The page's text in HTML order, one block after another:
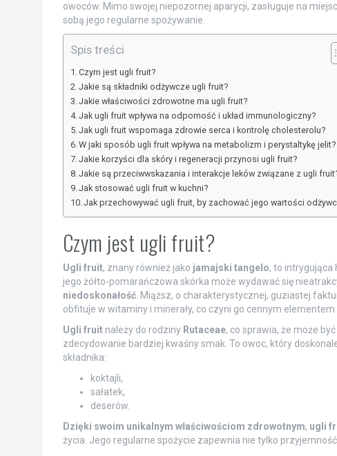
owoców. Mimo swojej niepozornej aparycji, zasługuje na
sobą jego regularne spożywanie.
Spis treści
Czym jest ugli fruit?
Jakie są składniki odżywcze ugli fruit?
Jakie właściwości zdrowotne ma ugli fruit?
Jak ugli fruit wpływa na odporność i układ immunologiczny?
Jak ugli fruit wspomaga zdrowie serca i kontrolę cholesterolu?
W jaki sposób ugli fruit wpływa na metabolizm i perystaltykę jelit?
Jakie korzyści dla skóry i regeneracji przynosi ugli fruit?
Jakie są przeciwwskazania i interakcje leków związane z ugli
Jak stosować ugli fruit w kuchni?
Jak przechowywać ugli fruit, by zachować jego wartości
Czym jest ugli fruit?
Ugli fruit, znany również jako jamajski tangelo, to intrygująca
jego żółto-pomarańczowa skórka może wydawać się
niedoskonałość. Miąższ, o charakterystycznej, guziastej
obfituje w witaminy i minerały, co czyni go cennym elementem
Ugli fruitnależy do rodziny Rutaceae, co sprawia, że może
zdecydowanie bardziej kwaśny smak. To owoc, który
składnika:
koktajli,
sałatek,
deserów.
Dzięki swoim unikalnym właściwościom zdrowotnym, ugli
życia. Jego regularne spożycie zapewnia nie tylko